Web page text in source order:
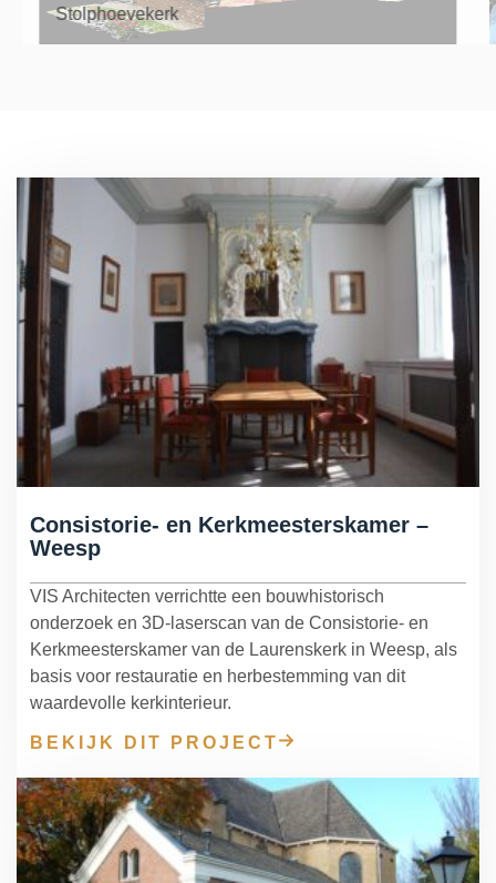
Stolphoevekerk
Consistorie- en Kerkmeesterskamer –
Weesp
VIS Architecten verrichtte een bouwhistorisch
onderzoek en 3D-laserscan van de Consistorie- en
Kerkmeesterskamer van de Laurenskerk in Weesp, als
basis voor restauratie en herbestemming van dit
waardevolle kerkinterieur.
BEKIJK DIT PROJECT